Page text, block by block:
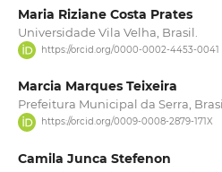
Maria Riziane Costa Prates
Universidade Vila Velha, Brasil.
https://orcid.org/0000-0002-4453-0041
Marcia Marques Teixeira
Prefeitura Municipal da Serra,
https://orcid.org/0009-0008-2879-171X
Camila Junca Stefenon